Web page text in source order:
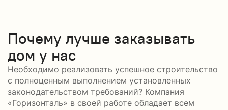
Почему лучше заказывать
дом у нас
Необходимо реализовать успешное строительство
с полноценным выполнением установленных
законодательством требований? Компания
«Горизонталь» в своей работе обладает всем